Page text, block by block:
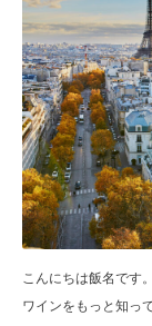
こんにちは飯名です。
ワインをもっと知っ